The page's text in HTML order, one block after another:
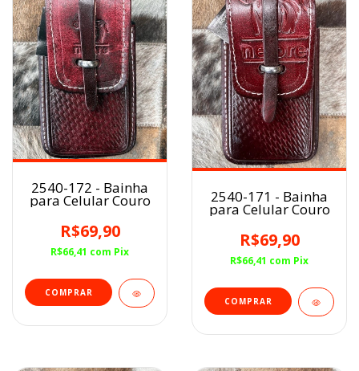
2540-172 - Bainha
para Celular Couro
R$69,90
R$66,41 com Pix
2540-171 - Bainha
para Celular Couro
R$69,90
R$66,41 com Pix